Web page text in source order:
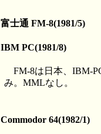
富士通 FM-8(1981/5)
IBM PC(1981/8)
FM-8は日本、IBM-
み。MMLなし。
Commodor 64(1982/1)